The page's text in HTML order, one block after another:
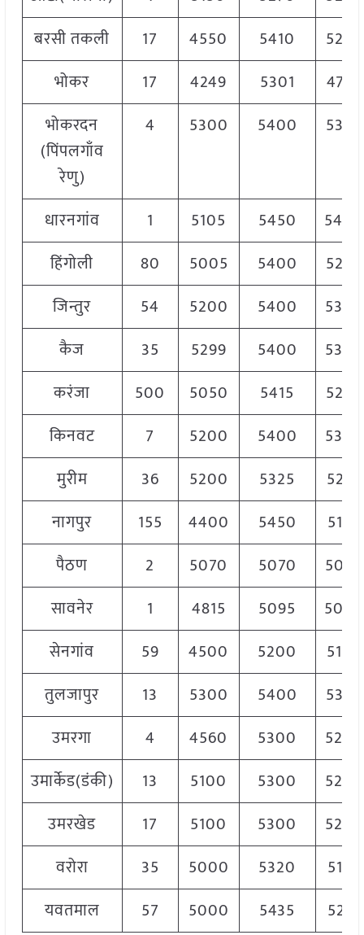
बरसी तकली
17 4550 5410
5250
भोकर
17 4249 5301
4775
भोकरदन
(पिंपलगाँव
रेणु)
4 5300 5400 5350
धारनगांव 1 5105 5450
5400
हिंगोली
80 5005 5400
5202
जिन्तुर
54 5200 5400
5300
कैज
35 5299 5400
5300
करंजा
500 5050 5415
5290
किनवट
7 5200 5400
5300
मुरीम
36 5200 5325
5262
नागपुर
155 4400 5450
5188
पैठण
2 5070 5070
5070
सावनेर
1 4815 5095
5000
सेनगांव
59 4500 5200
5120
तुलजापुर
13 5300 5400
5350
उमरगा
4 4560 5300
5200
उमार्केड(डंकी)
13 5100 5300
5200
उमरखेड
17 5100 5300
5200
वरोरा
35 5000 5320
5175
यवतमाल
57 5000 5435 5217